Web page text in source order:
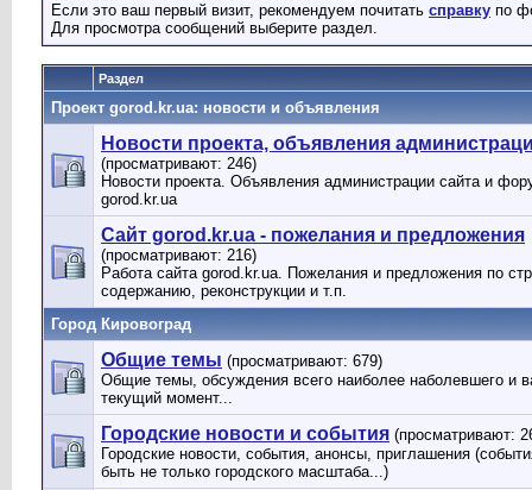
Если это ваш первый визит, рекомендуем почитать справку по
Для просмотра сообщений выберите раздел.
Раздел
Проект gorod.kr.ua: новости и объявления
Новости проекта, объявления
(просматривают: 246)
Новости проекта. Объявления администрации сайта и
gorod.kr.ua
Сайт gorod.kr.ua - пожелания и предложения
(просматривают: 216)
Работа сайта gorod.kr.ua. Пожелания и предложения по
содержанию, реконструкции и т.п.
Город Кировоград
Общие темы (просматривают: 679)
Общие темы, обсуждения всего наиболее наболевшего и
текущий момент...
Городские новости и события (просматривают:
Городские новости, события, анонсы, приглашения
быть не только городского масштаба...)